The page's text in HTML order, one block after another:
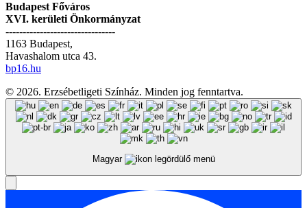
Budapest Főváros
XVI. kerületi Önkormányzat
--------------------------------
1163 Budapest,
Havashalom utca 43.
bp16.hu
© 2026. Erzsébetligeti Színház. Minden jog fenntartva.
Magyar